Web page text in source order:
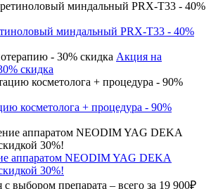
миндальный PRX-T33 - 40%
Акция на
скидка
косметолога + процедура - 90%
аппаратом NEODIM YAG DEKA
30%!